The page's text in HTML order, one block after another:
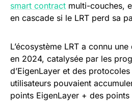
smart contract multi-couches,
en cascade si le LRT perd sa
L’écosystème LRT a connu
en 2024, catalysée par les
d’EigenLayer et des
utilisateurs pouvaient
points EigenLayer + des